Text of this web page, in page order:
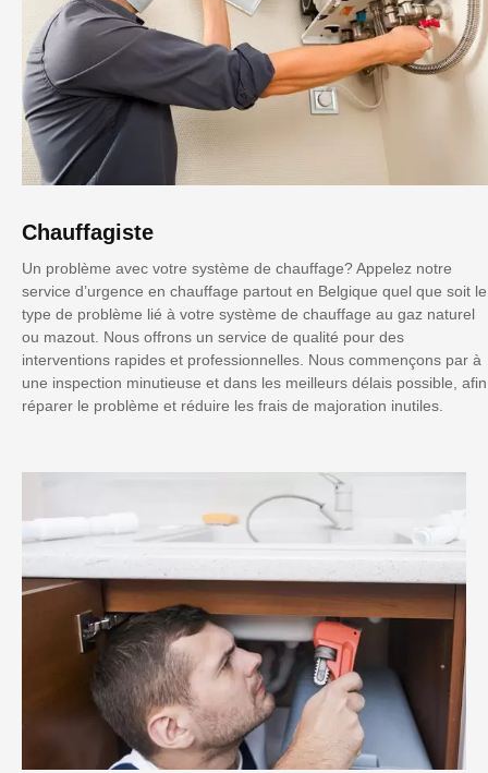
Chauffagiste
Un problème avec votre système de chauffage? Appelez notre
service d’urgence en chauffage partout en Belgique quel que soit le
type de problème lié à votre système de chauffage au gaz naturel
ou mazout. Nous offrons un service de qualité pour des
interventions rapides et professionnelles. Nous commençons par à
une inspection minutieuse et dans les meilleurs délais possible, afin
réparer le problème et réduire les frais de majoration inutiles.